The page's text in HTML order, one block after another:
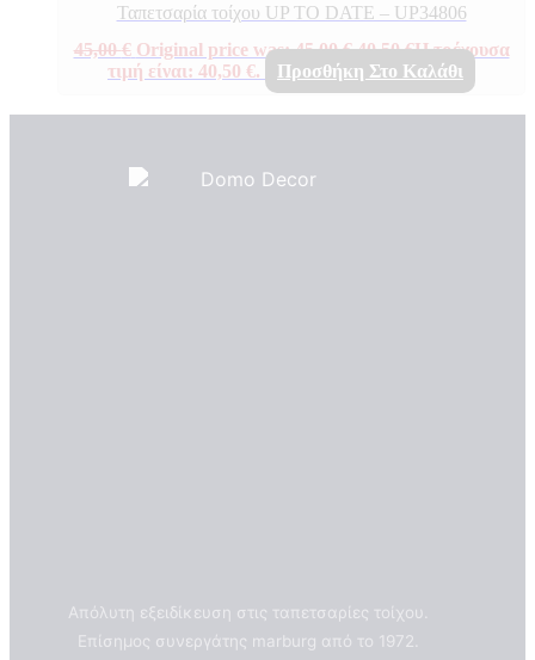
Ταπετσαρία τοίχου UP TO DATE – UP34806
45,00€ Original price was: 45,00 €.40,50€Η τρέχουσα
τιμή είναι: 40,50 €.
Προσθήκη Στο Καλάθι
Απόλυτη εξειδίκευση στις ταπετσαρίες τοίχου.
Επίσημος συνεργάτης marburg από το 1972.